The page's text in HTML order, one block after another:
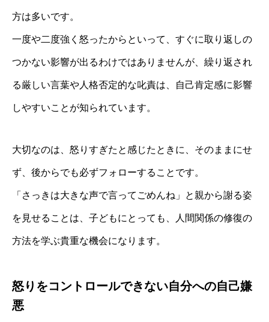
方は多いです。
一度や二度強く怒ったからといって、すぐに取り返しの
つかない影響が出るわけではありませんが、繰り返され
る厳しい言葉や人格否定的な叱責は、自己肯定感に影響
しやすいことが知られています。
大切なのは、怒りすぎたと感じたときに、そのままにせ
ず、後からでも必ずフォローすることです。
「さっきは大きな声で言ってごめんね」と親から謝る姿
を見せることは、子どもにとっても、人間関係の修復の
方法を学ぶ貴重な機会になります。
怒りをコントロールできない自分への自己嫌
悪